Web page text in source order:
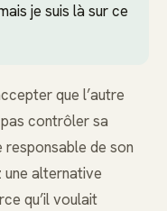
je suis là sur ce
que l’autre
contrôler sa
de son
alternative
qu’il voulait